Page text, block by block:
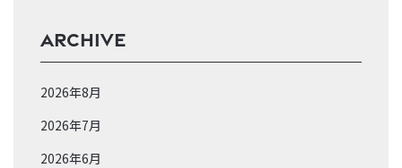
ARCHIVE
2026年8月
2026年7月
2026年6月